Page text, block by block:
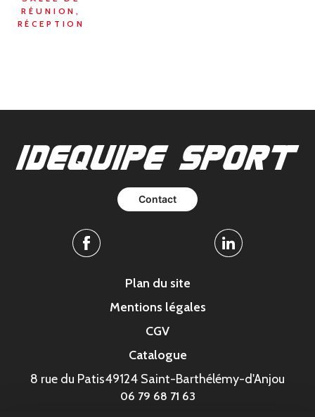
RÉUNION,
RÉCEPTION
Contact
Facebook Linkedin
Plan du site
Mentions légales
CGV
Catalogue
8 rue du Patis49124 Saint-Barthélémy-d'Anjou
06 79 68 71 63